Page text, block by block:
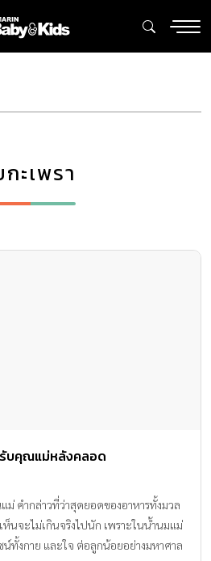
กะเพรา
บคุณแม่หลังคลอด
ม่ คำกล่าวที่ว่าสุดยอดของอาหารทั้งมวล
ห็นจะไม่เกินจริงไปนัก เพราะในน้ำนมแม่
ทั้งกาย และใจ ต่อลูกน้อยอย่างมหาศาล